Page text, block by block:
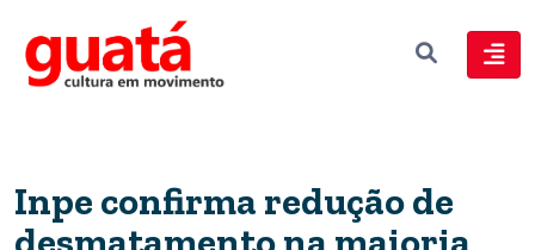
Inpe confirma redução de